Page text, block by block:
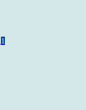
1